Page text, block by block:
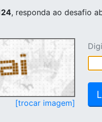
, responda ao desafio
[trocar imagem]